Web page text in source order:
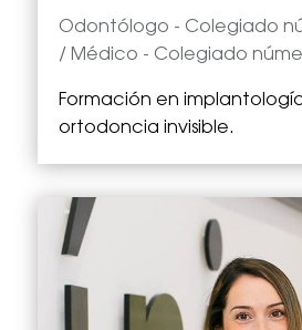
Odontólogo - Colegiado
/ Médico - Colegiado
Formación en
ortodoncia invisible.